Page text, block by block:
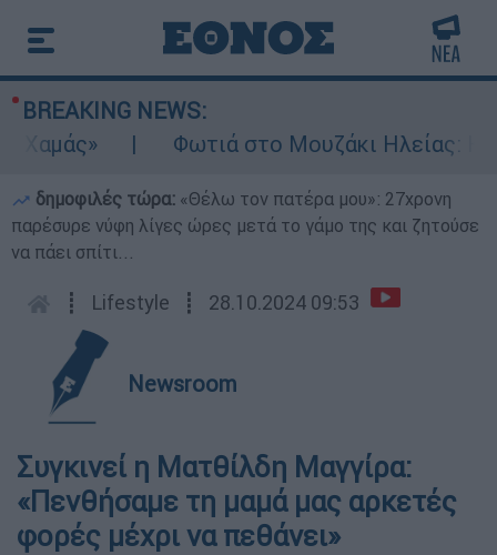
BREAKING NEWS:
Φωτιά στο Μουζάκι Ηλείας:
δημοφιλές τώρα: «Θέλω τον πατέρα μου»: 27χρονη
παρέσυρε νύφη λίγες ώρες μετά το γάμο της και ζητούσε
να πάει σπίτι...
┋ Lifestyle ┋ 28.10.2024 09:53
Newsroom
Συγκινεί η Ματθίλδη Μαγγίρα:
«Πενθήσαμε τη μαμά μας αρκετές
φορές μέχρι να πεθάνει»